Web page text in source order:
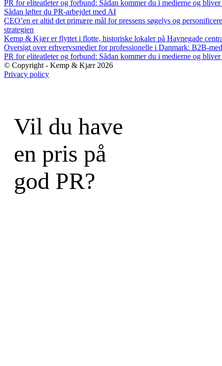
PR for eliteatleter og forbund: Sådan kommer du i medierne og bliver
Sådan løfter du PR-arbejdet med AI
CEO’en er altid det primære mål for pressens søgelys og
strategien
Kemp & Kjær er flyttet i flotte, historiske lokaler på Havnegade
Oversigt over erhvervsmedier for professionelle i Danmark: B2B-
PR for eliteatleter og forbund: Sådan kommer du i medierne og bliver
© Copyright - Kemp & Kjær 2026
Privacy policy
Vil du have
en pris på
god PR?